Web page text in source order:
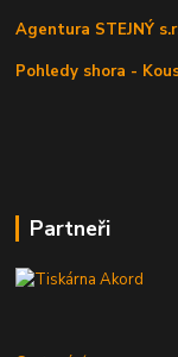
Agentura STEJNÝ
Pohledy shora -
Partneři